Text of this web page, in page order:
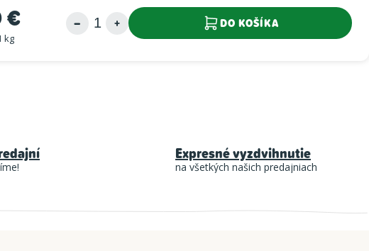
€
cena:
kg
DO KOŠÍKA
Expresné vyzdvihnutie
na všetkých našich predajniach